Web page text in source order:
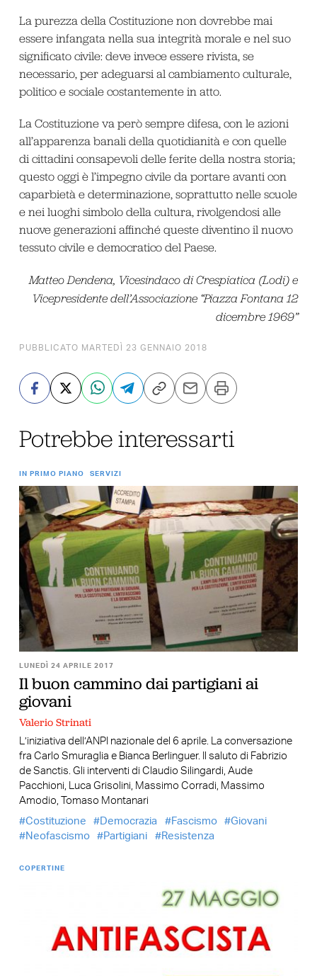
La purezza della Costituzione non dovrebbe mai
essere infangata nella sua integrità morale e nel suo
significato civile: deve invece essere rivista, se
necessario, per adeguarsi al cambiamento culturale,
politico e sociale costantemente in atto.
La Costituzione va però sempre difesa, con le azioni
all’apparenza banali della quotidianità e con quelle
di cittadini consapevoli delle ferite della nostra storia;
questo oggi è l’impegno civile da portare avanti con
caparbietà e determinazione, soprattutto nelle scuole
e nei luoghi simbolo della cultura, rivolgendosi alle
nuove generazioni affinché queste diventino il nuovo
tessuto civile e democratico del Paese.
Matteo Dendena, Vicesindaco di Crespiatica (Lodi) e
Vicepresidente dell’Associazione “Piazza Fontana 12
dicembre 1969”
PUBBLICATO MARTEDÌ 23 GENNAIO 2018
Potrebbe interessarti
IN PRIMO PIANO SERVIZI
LUNEDÌ 24 APRILE 2017
Il buon cammino dai partigiani ai
giovani
Valerio Strinati
L’iniziativa dell’ANPI nazionale del 6 aprile. La conversazione
fra Carlo Smuraglia e Bianca Berlinguer. Il saluto di Fabrizio
de Sanctis. Gli interventi di Claudio Silingardi, Aude
Pacchioni, Luca Grisolini, Massimo Corradi, Massimo
Amodio, Tomaso Montanari
Costituzione
Democrazia Fascismo
Giovani
Neofascismo
Partigiani Resistenza
COPERTINE